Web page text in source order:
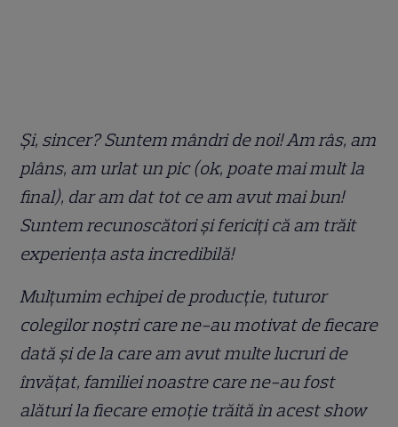
Și, sincer? Suntem mândri de noi! Am râs, am
plâns, am urlat un pic (ok, poate mai mult la
final), dar am dat tot ce am avut mai bun!
Suntem recunoscători și fericiți că am trăit
experiența asta incredibilă!
Mulțumim echipei de producție, tuturor
colegilor noștri care ne-au motivat de fiecare
dată și de la care am avut multe lucruri de
învățat, familiei noastre care ne-au fost
alături la fiecare emoție trăită în acest show